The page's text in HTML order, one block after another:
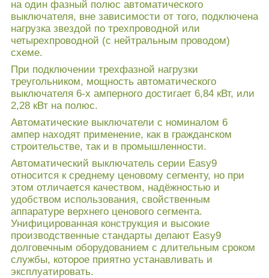
на один фазный полюс автоматического
выключателя, вне зависимости от того, подключена
нагрузка звездой по трехпроводной или
четырехпроводной (с нейтральным проводом)
схеме.
При подключении трехфазной нагрузки
треугольником, мощность автоматического
выключателя 6-х амперного достигает 6,84 кВт, или
2,28 кВт на полюс.
Автоматические выключатели с номиналом 6
ампер находят применение, как в гражданском
строительстве, так и в промышленности.
Автоматический выключатель серии Easy9
относится к среднему ценовому сегменту, но при
этом отличается качеством, надёжностью и
удобством использования, свойственным
аппаратуре верхнего ценового сегмента.
Унифицированная конструкция и высокие
производственные стандарты делают Easy9
долговечным оборудованием с длительным сроком
службы, которое приятно устанавливать и
эксплуатировать.